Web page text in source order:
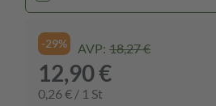
-29% AVP: 18,27 €
12,90 €
0,26 € / 1 St